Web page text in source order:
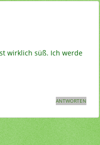
wirklich süß. Ich werde
ANTWORTEN